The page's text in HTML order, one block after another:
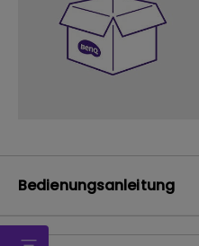
Bedienungsanleitung